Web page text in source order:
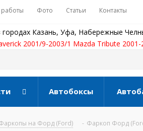
Фото Статьи Контакты
Казань, Уфа, Набережные
2001/9-2003/1 Mazda Tribute 2001-
Автобоксы
на Форд (Ford) - Фаркоп Форд